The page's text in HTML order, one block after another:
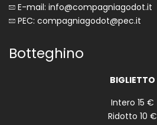
E-mail: info@compagniagodot.it
PEC: compagniagodot@pec.it
Botteghino
BIGLIETTO
Intero 15 €
Ridotto 10 €